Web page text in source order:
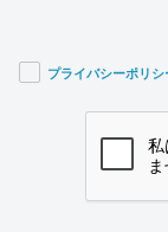
プライバシーポリシ